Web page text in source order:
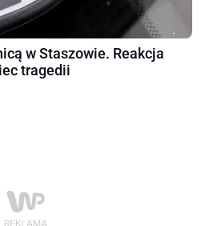
w Staszowie. Reakcja
tragedii